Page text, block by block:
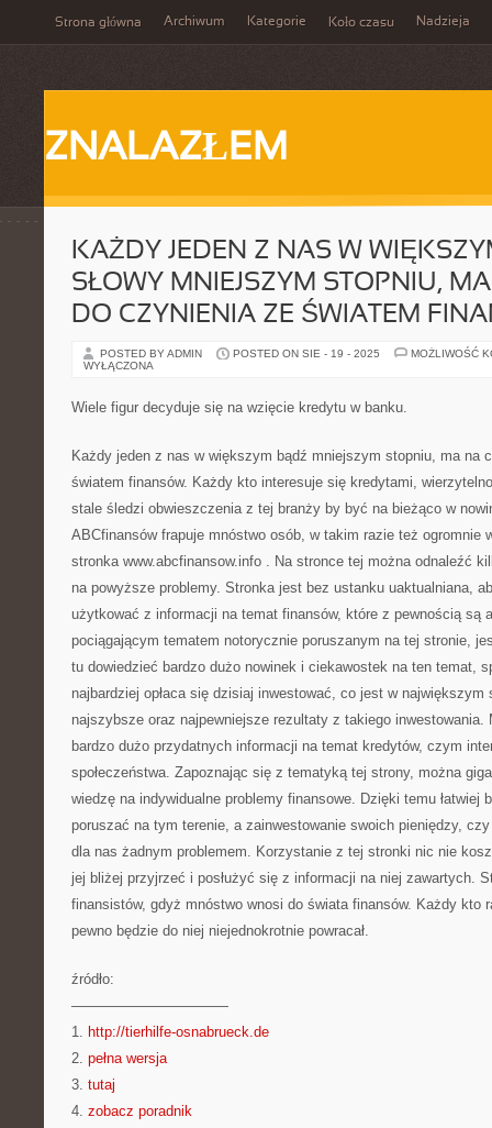
Strona główna Archiwum Kategorie Koło czasu Nadzieja
ZNALAZŁEM
KAŻDY JEDEN Z NAS W
SŁOWY MNIEJSZYM STOPNIU,
DO CZYNIENIA ZE ŚWIATEM
POSTED BY ADMIN POSTED ON SIE - 19 - 2025
MOŻLIWOŚĆ
WYŁĄCZONA
Wiele figur decyduje się na wzięcie kredytu w banku.
Każdy jeden z nas w większym bądź mniejszym stopniu, ma na
światem finansów. Każdy kto interesuje się kredytami,
stale śledzi obwieszczenia z tej branży by być na bieżąco w
ABCfinansów frapuje mnóstwo osób, w takim razie też ogromnie
stronka www.abcfinansow.info . Na stronce tej można odnaleźć
na powyższe problemy. Stronka jest bez ustanku uaktualniana,
użytkować z informacji na temat finansów, które z pewnością są
pociągającym tematem notorycznie poruszanym na tej stronie,
tu dowiedzieć bardzo dużo nowinek i ciekawostek na ten temat,
najbardziej opłaca się dzisiaj inwestować, co jest w
najszybsze oraz najpewniejsze rezultaty z takiego inwestowania.
bardzo dużo przydatnych informacji na temat kredytów, czym
społeczeństwa. Zapoznając się z tematyką tej strony, można
wiedzę na indywidualne problemy finansowe. Dzięki temu łatwiej
poruszać na tym terenie, a zainwestowanie swoich pieniędzy,
dla nas żadnym problemem. Korzystanie z tej stronki nic nie
jej bliżej przyjrzeć i posłużyć się z informacji na niej zawartych.
finansistów, gdyż mnóstwo wnosi do świata finansów. Każdy kto
pewno będzie do niej niejednokrotnie powracał.
źródło:
———————————
1. http://tierhilfe-osnabrueck.de
2. pełna wersja
3. tutaj
4. zobacz poradnik